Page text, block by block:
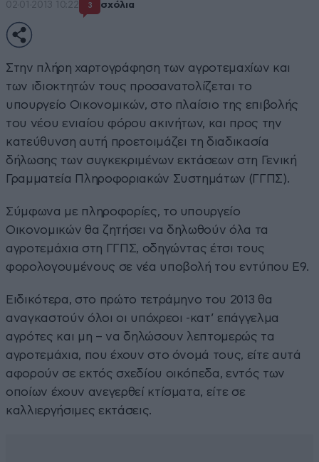
02·01·2013 10:22 3 σχόλια
Στην πλήρη χαρτογράφηση των αγροτεμαχίων και
των ιδιοκτητών τους προσανατολίζεται το
υπουργείο Οικονομικών, στο πλαίσιο της επιβολής
του νέου ενιαίου φόρου ακινήτων, και προς την
κατεύθυνση αυτή προετοιμάζει τη διαδικασία
δήλωσης των συγκεκριμένων εκτάσεων στη Γενική
Γραμματεία Πληροφοριακών Συστημάτων (ΓΓΠΣ).
Σύμφωνα με πληροφορίες, το υπουργείο
Οικονομικών θα ζητήσει να δηλωθούν όλα τα
αγροτεμάχια στη ΓΓΠΣ, οδηγώντας έτσι τους
φορολογουμένους σε νέα υποβολή του εντύπου Ε9.
Ειδικότερα, στο πρώτο τετράμηνο του 2013 θα
αναγκαστούν όλοι οι υπόχρεοι -κατ’ επάγγελμα
αγρότες και μη – να δηλώσουν λεπτομερώς τα
αγροτεμάχια, που έχουν στο όνομά τους, είτε αυτά
αφορούν σε εκτός σχεδίου οικόπεδα, εντός των
οποίων έχουν ανεγερθεί κτίσματα, είτε σε
καλλιεργήσιμες εκτάσεις.